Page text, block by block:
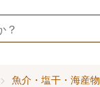
魚介・塩干・海産物